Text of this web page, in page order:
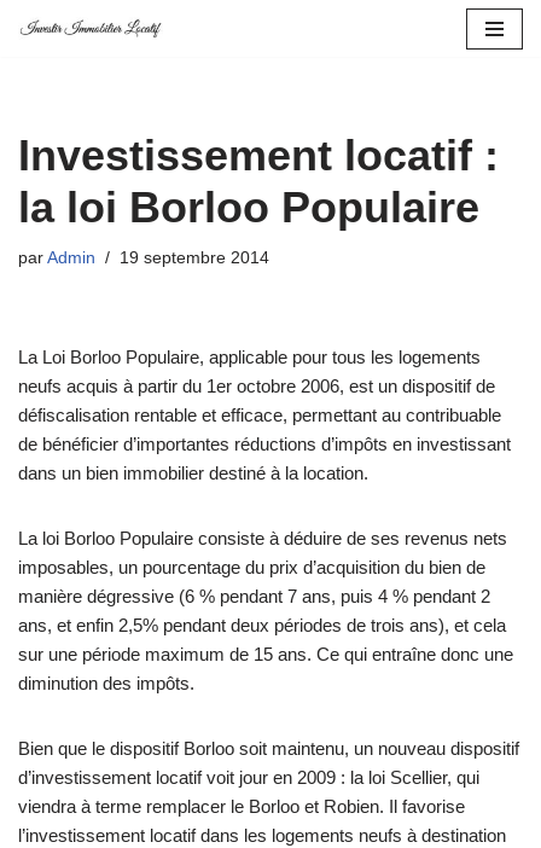
Investissement locatif :
la loi Borloo Populaire
par Admin 19 septembre 2014
La Loi Borloo Populaire, applicable pour tous les logements
neufs acquis à partir du 1er octobre 2006, est un dispositif de
défiscalisation rentable et efficace, permettant au contribuable
de bénéficier d’importantes réductions d’impôts en investissant
dans un bien immobilier destiné à la location.
La loi Borloo Populaire consiste à déduire de ses revenus nets
imposables, un pourcentage du prix d’acquisition du bien de
manière dégressive (6 % pendant 7 ans, puis 4 % pendant 2
ans, et enfin 2,5% pendant deux périodes de trois ans), et cela
sur une période maximum de 15 ans. Ce qui entraîne donc une
diminution des impôts.
Bien que le dispositif Borloo soit maintenu, un nouveau dispositif
d’investissement locatif voit jour en 2009 : la loi Scellier, qui
viendra à terme remplacer le Borloo et Robien. Il favorise
l’investissement locatif dans les logements neufs à destination